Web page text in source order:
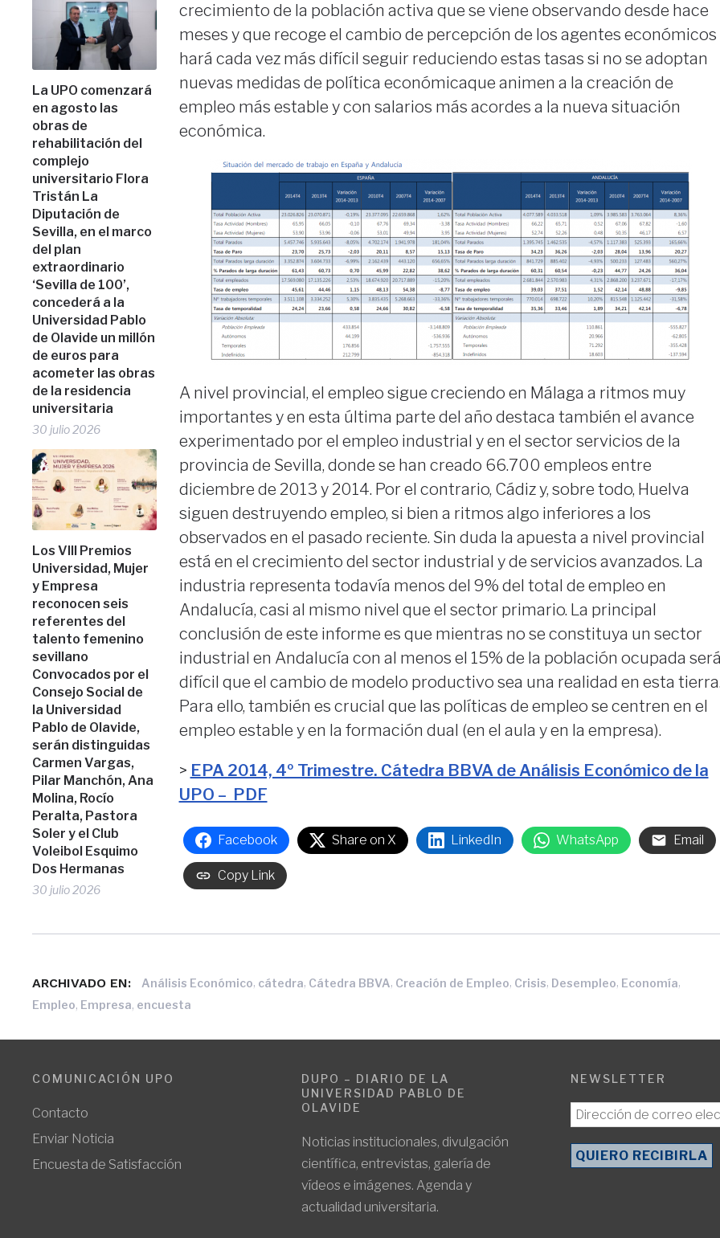
La UPO comenzará
en agosto las
obras de
rehabilitación del
complejo
universitario Flora
Tristán La
Diputación de
Sevilla, en el marco
del plan
extraordinario
‘Sevilla de 100’,
concederá a la
Universidad Pablo
de Olavide un millón
de euros para
acometer las obras
de la residencia
universitaria
30 julio 2026
Los VIII Premios
Universidad, Mujer
y Empresa
reconocen seis
referentes del
talento femenino
sevillano
Convocados por el
Consejo Social de
la Universidad
Pablo de Olavide,
serán distinguidas
Carmen Vargas,
Pilar Manchón, Ana
Molina, Rocío
Peralta, Pastora
Soler y el Club
Voleibol Esquimo
Dos Hermanas
30 julio 2026
crecimiento de la población activa que se viene observando desde hace
meses y que recoge el cambio de percepción de los agentes económicos
hará cada vez más difícil seguir reduciendo estas tasas si no se adoptan
nuevas medidas de política económicaque animen a la creación de
empleo más estable y con salarios más acordes a la nueva situación
económica.
A nivel provincial, el empleo sigue creciendo en Málaga a ritmos muy
importantes y en esta última parte del año destaca también el avance
experimentado por el empleo industrial y en el sector servicios de la
provincia de Sevilla, donde se han creado 66.700 empleos entre
diciembre de 2013 y 2014. Por el contrario, Cádiz y, sobre todo, Huelva
siguen destruyendo empleo, si bien a ritmos algo inferiores a los
observados en el pasado reciente. Sin duda la apuesta a nivel provincial
está en el crecimiento del sector industrial y de servicios avanzados. La
industria representa todavía menos del 9% del total de empleo en
Andalucía, casi al mismo nivel que el sector primario. La principal
conclusión de este informe es que mientras no se constituya un sector
industrial en Andalucía con al menos el 15% de la población ocupada
difícil que el cambio de modelo productivo sea una realidad en esta
Para ello, también es crucial que las políticas de empleo se centren en el
empleo estable y en la formación dual (en el aula y en la empresa).
> EPA 2014, 4º Trimestre. Cátedra BBVA de Análisis Económico de la
UPO – PDF
Facebook Share on X LinkedIn WhatsApp Email
Copy Link
ARCHIVADO EN: Análisis Económico, cátedra, Cátedra BBVA, Creación de Empleo, Crisis, Desempleo, Economía,
Empleo, Empresa, encuesta
COMUNICACIÓN UPO
Contacto
Enviar Noticia
Encuesta de Satisfacción
DUPO – DIARIO DE LA
UNIVERSIDAD PABLO DE
OLAVIDE
Noticias institucionales, divulgación
científica, entrevistas, galería de
vídeos e imágenes. Agenda y
actualidad universitaria.
NEWSLETTER